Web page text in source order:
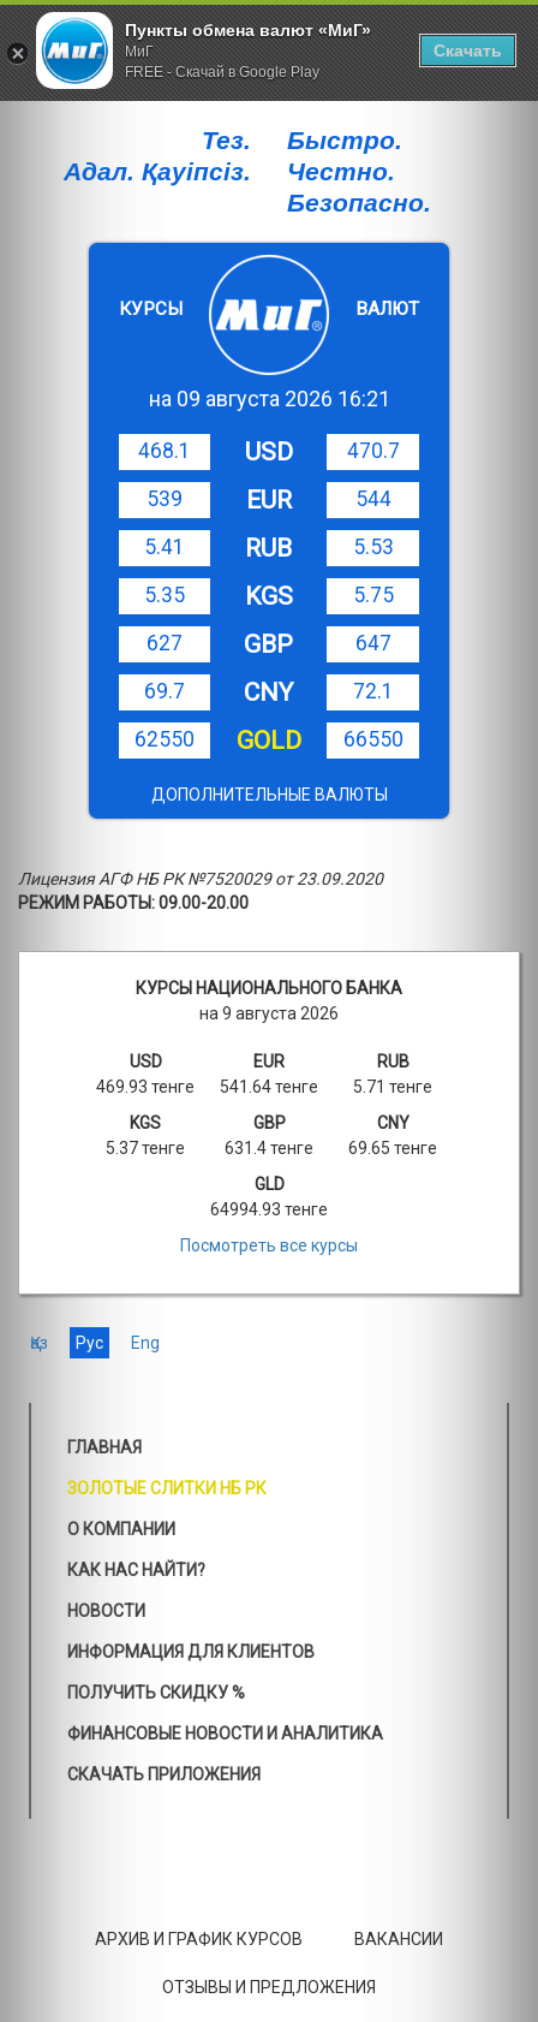
Тез.
Адал. Қауiпсiз.
Быстро.
Честно.
Безопасно.
КУРСЫ ВАЛЮТ
на 09 августа 2026 16:21
468.1 USD
470.7
539
EUR
544
5.41
RUB
5.53
5.35
KGS
5.75
627
GBP
647
69.7
CNY
72.1
62550
GOLD 66550
ДОПОЛНИТЕЛЬНЫЕ ВАЛЮТЫ
Лицензия АГФ НБ РК №7520029 от 23.09.2020
РЕЖИМ РАБОТЫ: 09.00-20.00
КУРСЫ НАЦИОНАЛЬНОГО БАНКА
на 9 августа 2026
USD
469.93 тенге
EUR
541.64 тенге
RUB
5.71 тенге
KGS
5.37 тенге
GBP
631.4 тенге
CNY
69.65 тенге
GLD
64994.93 тенге
Посмотреть все курсы
Қаз Рус Eng
ГЛАВНАЯ
ЗОЛОТЫЕ СЛИТКИ НБ РК
О КОМПАНИИ
КАК НАС НАЙТИ?
НОВОСТИ
ИНФОРМАЦИЯ ДЛЯ КЛИЕНТОВ
ПОЛУЧИТЬ СКИДКУ %
ФИНАНСОВЫЕ НОВОСТИ И АНАЛИТИКА
СКАЧАТЬ ПРИЛОЖЕНИЯ
АРХИВ И ГРАФИК КУРСОВ ВАКАНСИИ
ОТЗЫВЫ И ПРЕДЛОЖЕНИЯ
Пункты обмена валют «МиГ»
МиГ
FREE - Скачай в Google Play
Скачать